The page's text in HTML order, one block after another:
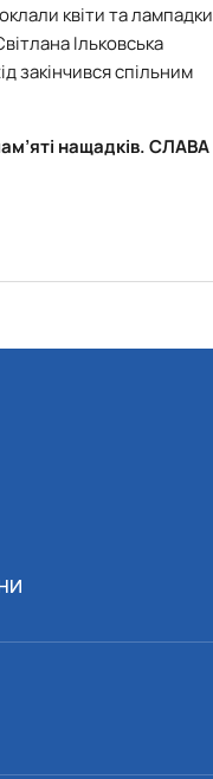
квіти та лампадки
Ільковська
закінчився спільним
нащадків. СЛАВА